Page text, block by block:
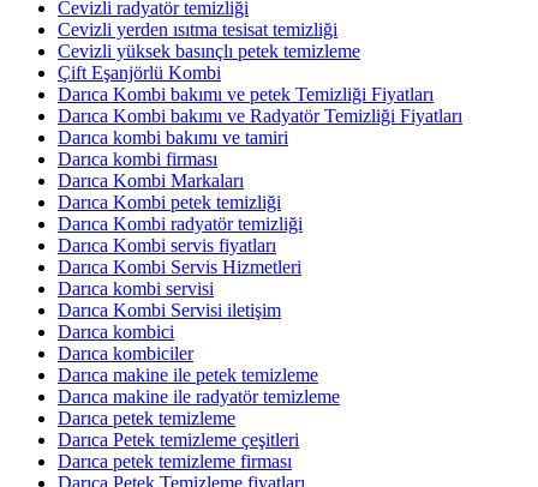
Cevizli radyatör temizliği
Cevizli yerden ısıtma tesisat temizliği
Cevizli yüksek basınçlı petek temizleme
Çift Eşanjörlü Kombi
Darıca Kombi bakımı ve petek Temizliği Fiyatları
Darıca Kombi bakımı ve Radyatör Temizliği Fiyatları
Darıca kombi bakımı ve tamiri
Darıca kombi firması
Darıca Kombi Markaları
Darıca Kombi petek temizliği
Darıca Kombi radyatör temizliği
Darıca Kombi servis fiyatları
Darıca Kombi Servis Hizmetleri
Darıca kombi servisi
Darıca Kombi Servisi iletişim
Darıca kombici
Darıca kombiciler
Darıca makine ile petek temizleme
Darıca makine ile radyatör temizleme
Darıca petek temizleme
Darıca Petek temizleme çeşitleri
Darıca petek temizleme firması
Darıca Petek Temizleme fiyatları